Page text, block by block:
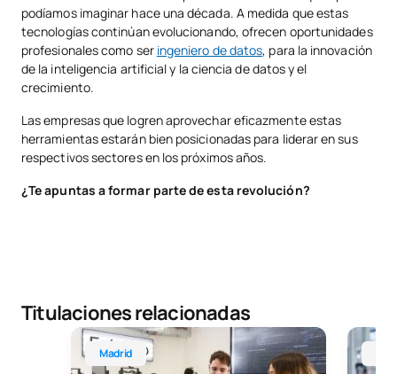
podíamos imaginar hace una década. A medida que estas
tecnologías continúan evolucionando, ofrecen oportunidades
profesionales como ser ingeniero de datos, para la innovación
de la inteligencia artificial y la ciencia de datos y el
crecimiento.
Las empresas que logren aprovechar eficazmente estas
herramientas estarán bien posicionadas para liderar en sus
respectivos sectores en los próximos años.
¿Te apuntas a formar parte de esta revolución?
Titulaciones relacionadas
Madrid
Grado en Inteligencia Artificial y ComputaciónGrado